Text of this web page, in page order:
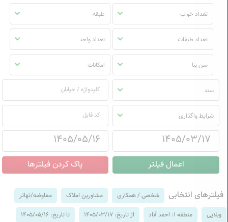
تعداد خواب طبقه
تعداد طبقات تعداد واحد
سن بنا امکانات
سند
شرایط واگذاری
فیلترهای انتخابی شخصی / همکاری مشاورین املاک معاوضه/تهاتر
ویلایی منطقه 1: احمد آباد از تاریخ: 1405/03/17 تا تاریخ: 1405/05/16